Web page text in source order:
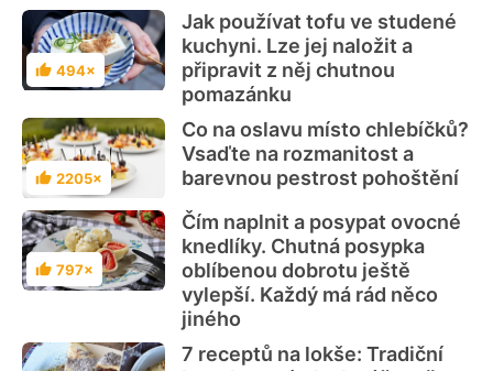
Hodnocení
494×
Jak používat tofu ve studené
kuchyni. Lze jej naložit a
připravit z něj chutnou
pomazánku
Hodnocení
2205×
Co na oslavu místo chlebíčků?
Vsaďte na rozmanitost a
barevnou pestrost pohoštění
Hodnocení
797×
Čím naplnit a posypat ovocné
knedlíky. Chutná posypka
oblíbenou dobrotu ještě
vylepší. Každý má rád něco
jiného
7 receptů na lokše: Tradiční